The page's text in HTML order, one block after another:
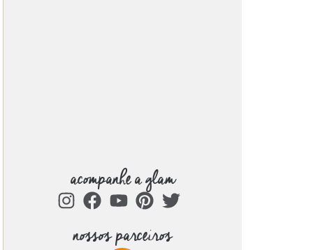
acompanhe a glam
nossos parceiros